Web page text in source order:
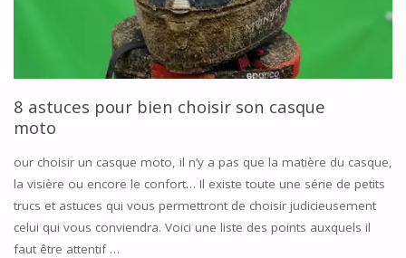
SILENCIEUX"
8 astuces pour bien choisir son casque
moto
our choisir un casque moto, il n’y a pas que la matière du casque,
la visière ou encore le confort… Il existe toute une série de petits
trucs et astuces qui vous permettront de choisir judicieusement
celui qui vous conviendra. Voici une liste des points auxquels il
faut être attentif …